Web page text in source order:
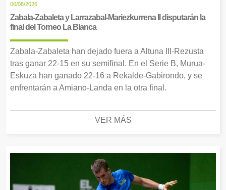
06/08/2026
Zabala-Zabaleta y Larrazabal-Mariezkurrena II disputarán la
final del Torneo La Blanca
Zabala-Zabaleta han dejado fuera a Altuna III-Rezusta
tras ganar 22-15 en su semifinal. En el Serie B, Murua-
Eskuza han ganado 22-16 a Rekalde-Gabirondo, y se
enfrentarán a Amiano-Landa en la otra final.
VER MÁS